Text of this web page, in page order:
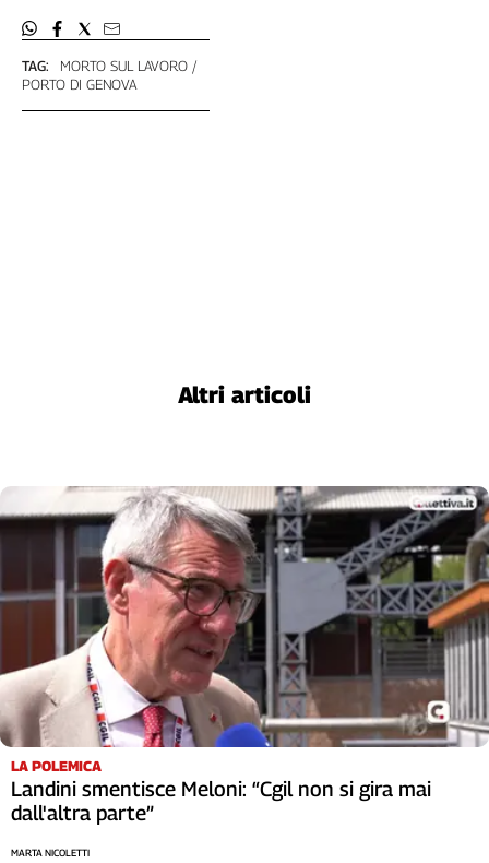
Tech
It
Easy
Inserti
Territori
Abruzzo-
Adige
Calabria
Campania
Emilia-
Romagna
Friuli
Venezia
Giulia
TAG:
MORTO SUL LAVORO
PORTO DI GENOVA
Altri articoli
LA POLEMICA
Landini smentisce Meloni: “Cgil non si gira mai
dall'altra parte”
MARTA NICOLETTI